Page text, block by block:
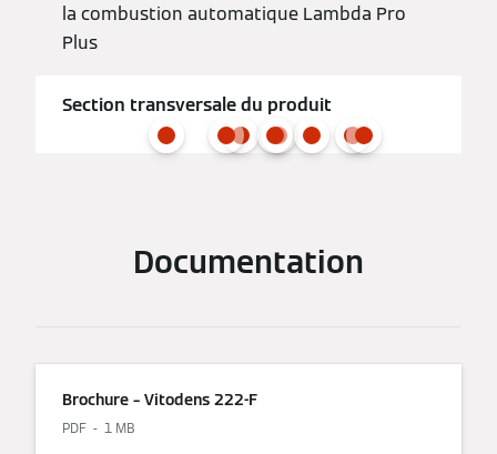
la combustion automatique Lambda Pro
Plus
Section transversale du produit
Documentation
Brochure – Vitodens 222-F
PDF 1 MB